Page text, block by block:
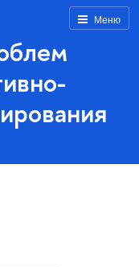
Меню